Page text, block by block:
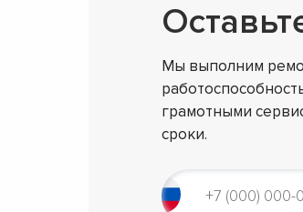
Мы выполним
грамотными
сроки.